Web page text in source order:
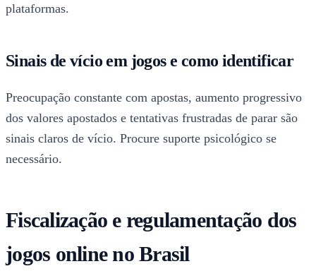
plataformas.
Sinais de vício em jogos e como identificar
Preocupação constante com apostas, aumento progressivo
dos valores apostados e tentativas frustradas de parar são
sinais claros de vício. Procure suporte psicológico se
necessário.
Fiscalização e regulamentação dos
jogos online no Brasil